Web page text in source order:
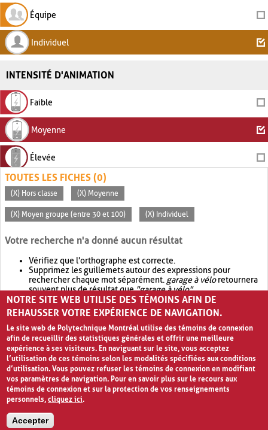
Équipe
Individuel
INTENSITÉ D'ANIMATION
Faible
Moyenne
Élevée
TOUTES LES FICHES (0)
(X) Hors classe (X) Moyenne
(X) Moyen groupe (entre 30 et 100) (X) Individuel
Votre recherche n'a donné aucun résultat
Vérifiez que l'orthographe est correcte.
Supprimez les guillemets autour des expressions pour
rechercher chaque mot séparément. garage à véloretournera
souvent plus de résultat que"garage à vélo".
Envisagez d'élargir votre recherche avec OR.garage OR vélo
retournera souvent plus de résultat quegarage à vélo
NOTRE SITE WEB UTILISE DES TÉMOINS AFIN DE
REHAUSSER VOTRE EXPÉRIENCE DE NAVIGATION.
Le site web de Polytechnique Montréal utilise des témoins de connexion
afin de recueillir des statistiques générales et offrir une meilleure
expérience à ses visiteurs. En naviguant sur le site, vous acceptez
l’utilisation de ces témoins selon les modalités spécifiées aux conditions
d’utilisation. Vous pouvez refuser les témoins de connexion en modifiant
vos paramètres de navigation. Pour en savoir plus sur le recours aux
témoins de connexion et sur la protection de vos renseignements
personnels,cliquez ici.
Accepter